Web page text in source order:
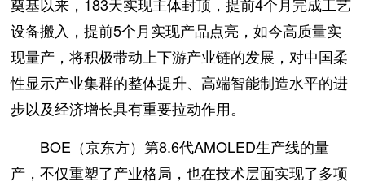
设备搬入，提前5个月实现产品点亮，如今高质量实
现量产，将积极带动上下游产业链的发展，对中国柔
性显示产业集群的整体提升、高端智能制造水平的进
步以及经济增长具有重要拉动作用。
BOE（京东方）第8.6代AMOLED生产线的量
产，不仅重塑了产业格局，也在技术层面实现了多项